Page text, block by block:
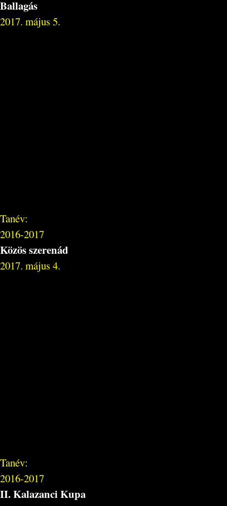
Ballagás
2017. május 5.
Tanév:
2016-2017
Közös szerenád
2017. május 4.
Tanév:
2016-2017
II. Kalazanci Kupa